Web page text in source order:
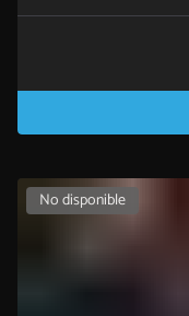
No disponible